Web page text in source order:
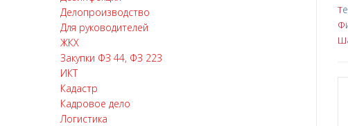
Делопроизводство
Для руководителей
ЖКХ
Закупки ФЗ 44, ФЗ 223
ИКТ
Кадастр
Кадровое дело
Логистика
Т
Ф
Ш